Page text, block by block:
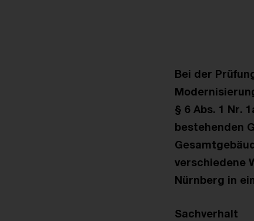
Bei der
§ 6 Abs. 1 Nr.
bestehenden
verschiedene
Nürnberg in
Sachverhalt